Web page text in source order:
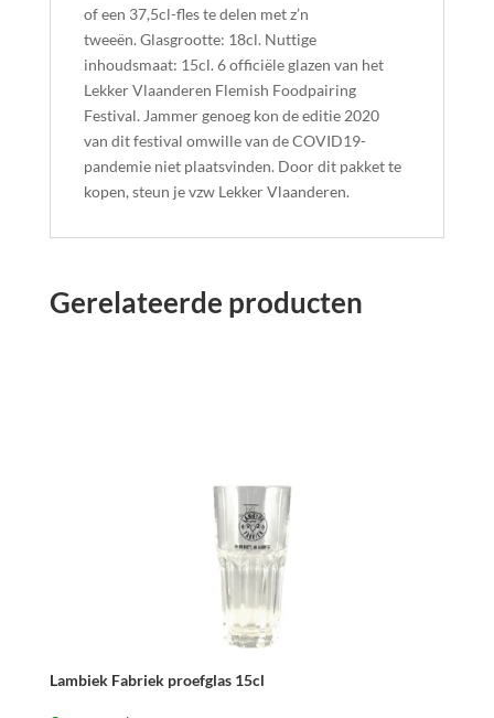
of een 37,5cl-fles te delen met z’n
tweeën. Glasgrootte: 18cl. Nuttige
inhoudsmaat: 15cl. 6 officiële glazen van het
Lekker Vlaanderen Flemish Foodpairing
Festival. Jammer genoeg kon de editie 2020
van dit festival omwille van de COVID19-
pandemie niet plaatsvinden. Door dit pakket te
kopen, steun je vzw Lekker Vlaanderen.
Gerelateerde producten
Lambiek Fabriek proefglas 15cl